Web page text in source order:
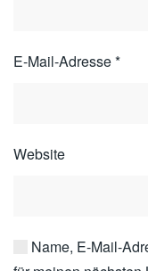
E-Mail-Adresse*
Website
Name, E-Mail-